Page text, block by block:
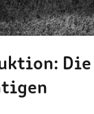
Die